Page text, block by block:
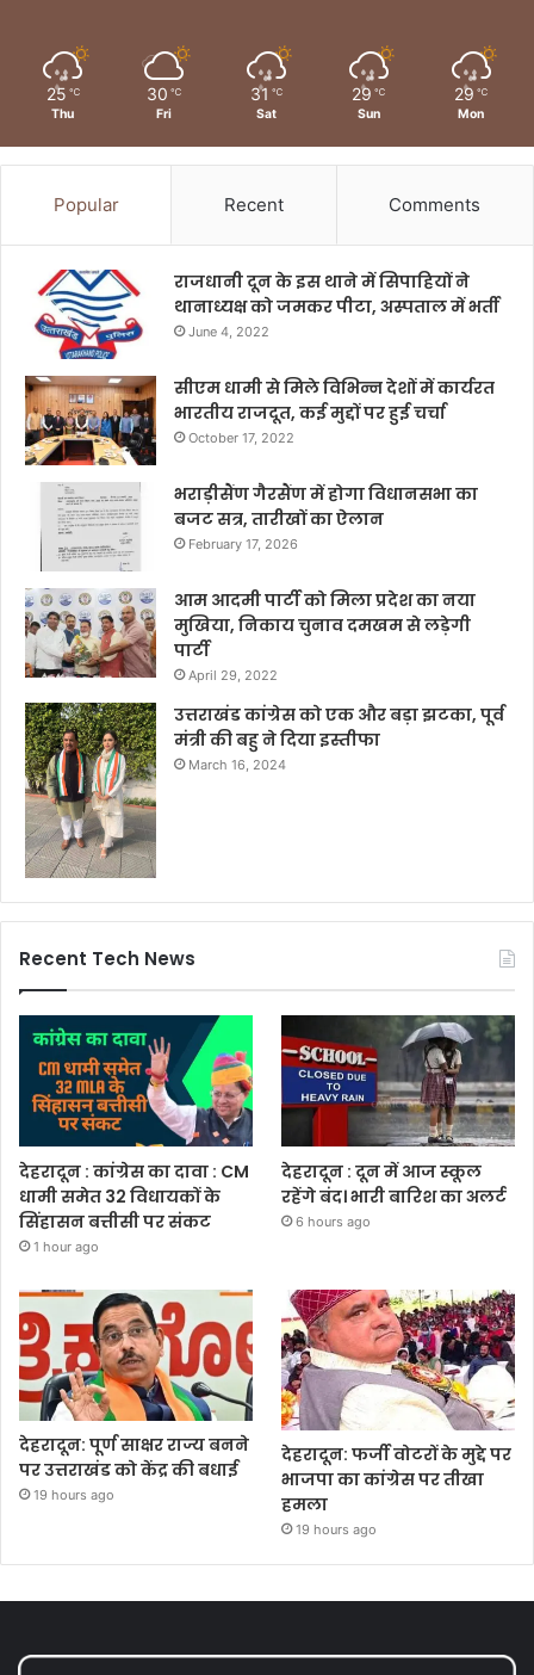
25 ℃
Thu
30 ℃
Fri
31 ℃
Sat
29 ℃
Sun
29 ℃
Mon
Popular Recent Comments
राजधानी दून के इस थाने में सिपाहियों ने
थानाध्यक्ष को जमकर पीटा, अस्पताल में भर्ती
June 4, 2022
सीएम धामी से मिले विभिन्न देशों में कार्यरत
भारतीय राजदूत, कई मुद्दों पर हुई चर्चा
October 17, 2022
भराड़ीसैंण गैरसैंण में होगा विधानसभा का
बजट सत्र, तारीखों का ऐलान
February 17, 2026
आम आदमी पार्टी को मिला प्रदेश का नया
मुखिया, निकाय चुनाव दमखम से लड़ेगी
पार्टी
April 29, 2022
उत्तराखंड कांग्रेस को एक और बड़ा झटका, पूर्व
मंत्री की बहु ने दिया इस्तीफा
March 16, 2024
Recent Tech News
देहरादून : कांग्रेस का दावा : CM
धामी समेत 32 विधायकों के
सिंहासन बत्तीसी पर संकट
1 hour ago
देहरादून : दून में आज स्कूल
रहेंगे बंद। भारी बारिश का अलर्ट
6 hours ago
देहरादून: पूर्ण साक्षर राज्य बनने
पर उत्तराखंड को केंद्र की बधाई
19 hours ago
देहरादून: फर्जी वोटरों के मुद्दे पर
भाजपा का कांग्रेस पर तीखा
हमला
19 hours ago